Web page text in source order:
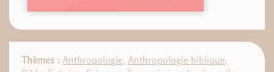
Thèmes : Anthropologie, Anthropologie biblique,